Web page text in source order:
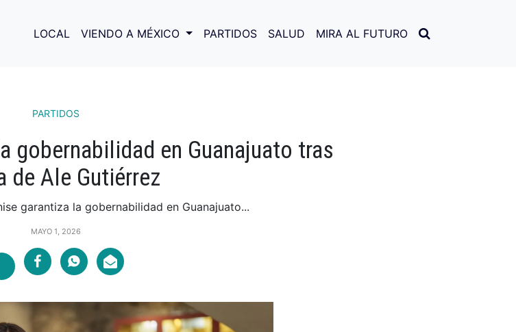
LOCAL VIENDO A MÉXICO PARTIDOS SALUD MIRA AL FUTURO
PARTIDOS
gobernabilidad en Guanajuato tras
de Ale Gutiérrez
garantiza la gobernabilidad en Guanajuato...
MAYO 1, 2026